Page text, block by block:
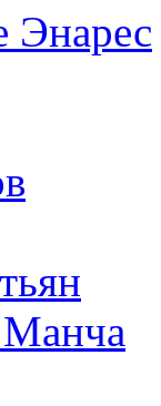
Энарес